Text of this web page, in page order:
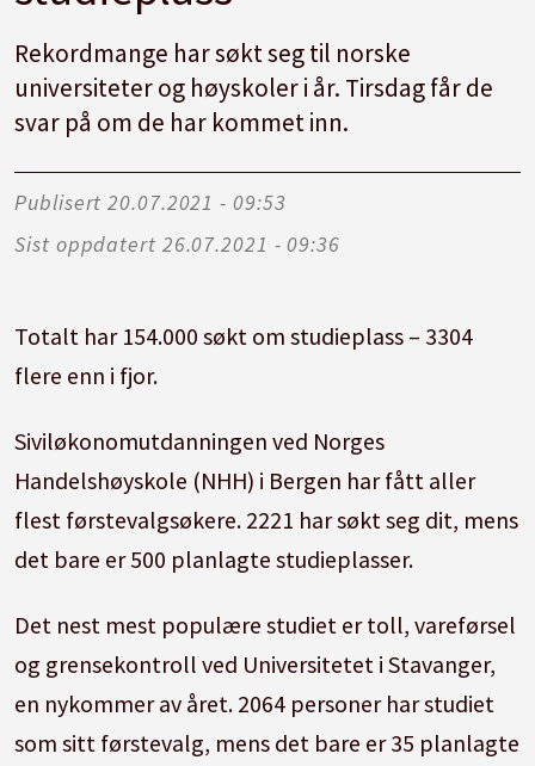
Rekordmange har søkt seg til norske
universiteter og høyskoler i år. Tirsdag får de
svar på om de har kommet inn.
Publisert
20.07.2021 - 09:53
Sist oppdatert
26.07.2021 - 09:36
Totalt har 154.000 søkt om studieplass – 3304
flere enn i fjor.
Siviløkonomutdanningen ved Norges
Handelshøyskole (NHH) i Bergen har fått aller
flest førstevalgsøkere. 2221 har søkt seg dit, mens
det bare er 500 planlagte studieplasser.
Det nest mest populære studiet er toll, vareførsel
og grensekontroll ved Universitetet i Stavanger,
en nykommer av året. 2064 personer har studiet
som sitt førstevalg, mens det bare er 35 planlagte